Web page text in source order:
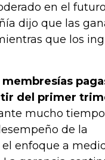
en el
dijo que las
que los
del primer
mucho
de la
enfoque a